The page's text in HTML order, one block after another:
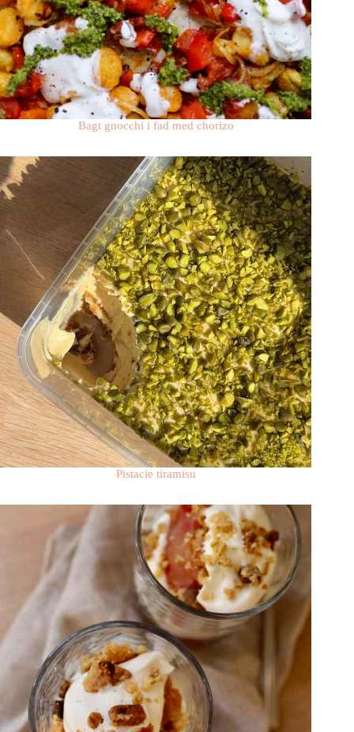
Bagt gnocchi i fad med chorizo
Pistacie tiramisu